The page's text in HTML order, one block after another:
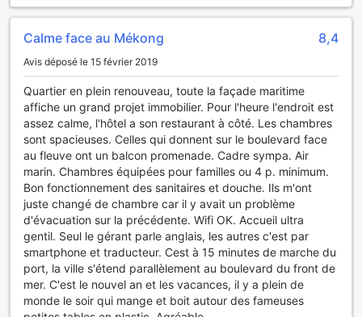
chaudes et apaisantes, entouré d'une ambiance tranquille,
remplie. De plus, les amateurs de chant peuvent se réjouir
de la salle de karaoké de l'hôtel, où vous pourrez montrer
vos talents vocaux ou simplement passer un bon moment
entre amis. Que vous soyez un chanteur en herbe ou un
passionné de musique, cette expérience promet des rires
et des souvenirs mémorables.
Les Installations Sportives de Rang Dong Hotel
Au Rang Dong Hotel, le bien-être et l'activité physique sont
au cœur de l'expérience de nos hôtes. Notre centre de
fitness moderne est entièrement équipé avec des machines
de dernière génération, offrant un espace idéal pour se
dépenser et maintenir sa forme physique. Que vous soyez
un amateur de musculation ou que vous préfériez les
exercices cardiovasculaires, vous trouverez tout le
nécessaire pour un entraînement complet dans une
Calme face au Mékong 8,4
Avis déposé le 15 février 2019
Quartier en plein renouveau, toute la façade maritime
affiche un grand projet immobilier. Pour l'heure l'endroit est
assez calme, l'hôtel a son restaurant à côté. Les chambres
sont spacieuses. Celles qui donnent sur le boulevard face
au fleuve ont un balcon promenade. Cadre sympa. Air
marin. Chambres équipées pour familles ou 4 p. minimum.
Bon fonctionnement des sanitaires et douche. Ils m'ont
juste changé de chambre car il y avait un problème
d'évacuation sur la précédente. Wifi OK. Accueil ultra
gentil. Seul le gérant parle anglais, les autres c'est par
smartphone et traducteur. Cest à 15 minutes de marche du
port, la ville s'étend parallèlement au boulevard du front de
mer. C'est le nouvel an et les vacances, il y a plein de
monde le soir qui mange et boit autour des fameuses